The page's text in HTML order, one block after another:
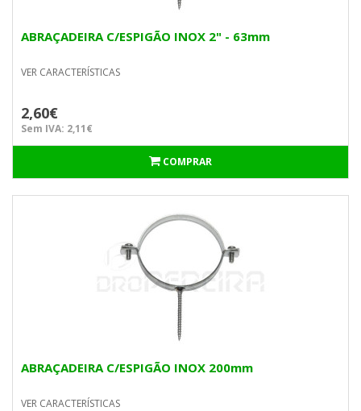
ABRAÇADEIRA C/ESPIGÃO INOX 2" - 63mm
VER CARACTERÍSTICAS
2,60€
Sem IVA: 2,11€
COMPRAR
ABRAÇADEIRA C/ESPIGÃO INOX 200mm
VER CARACTERÍSTICAS